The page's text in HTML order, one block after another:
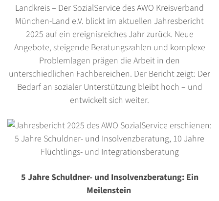
Landkreis – Der SozialService des AWO Kreisverband
München-Land e.V. blickt im aktuellen Jahresbericht
2025 auf ein ereignisreiches Jahr zurück. Neue
Angebote, steigende Beratungszahlen und komplexe
Problemlagen prägen die Arbeit in den
unterschiedlichen Fachbereichen. Der Bericht zeigt: Der
Bedarf an sozialer Unterstützung bleibt hoch – und
entwickelt sich weiter.
5 Jahre Schuldner- und Insolvenzberatung: Ein
Meilenstein